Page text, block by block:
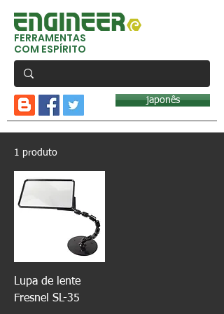
FERRAMENTAS
COM ESPÍRITO
japonês
1 produto
Lupa de lente
Fresnel SL-35